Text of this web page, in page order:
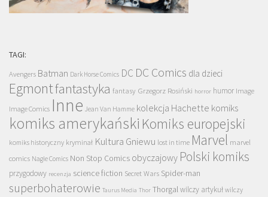
TAGI:
Avengers Batman Dark Horse Comics DC DC Comics dla dzieci
Egmontfantastyka fantasy Grzegorz Rosiński horror humor Image
Image Comics Inne Jean Van Hamme kolekcja Hachette komiks
komiks amerykański Komiks europejski
komiks historyczny kryminał Kultura Gniewu lost in time Marvel marvel
comics Nagle Comics Non Stop Comics obyczajowy Polski komiks
przygodowy recenzja science fiction Secret Wars Spider-man
superbohaterowie Taurus Media Thor Thorgalwilczy artykuł wilczy